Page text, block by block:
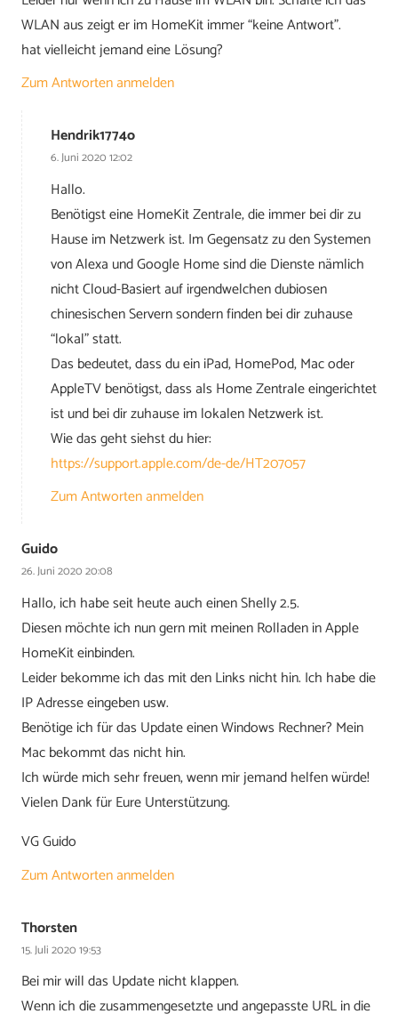
WLAN aus zeigt er im HomeKit immer “keine Antwort”.
hat vielleicht jemand eine Lösung?
Zum Antworten anmelden
Hendrik1774o
6. Juni 2020 12:02
Hallo.
Benötigst eine HomeKit Zentrale, die immer bei dir zu
Hause im Netzwerk ist. Im Gegensatz zu den Systemen
von Alexa und Google Home sind die Dienste nämlich
nicht Cloud-Basiert auf irgendwelchen dubiosen
chinesischen Servern sondern finden bei dir zuhause
“lokal” statt.
Das bedeutet, dass du ein iPad, HomePod, Mac oder
AppleTV benötigst, dass als Home Zentrale eingerichtet
ist und bei dir zuhause im lokalen Netzwerk ist.
Wie das geht siehst du hier:
https://support.apple.com/de-de/HT207057
Zum Antworten anmelden
Guido
26. Juni 2020 20:08
Hallo, ich habe seit heute auch einen Shelly 2.5.
Diesen möchte ich nun gern mit meinen Rolladen in Apple
HomeKit einbinden.
Leider bekomme ich das mit den Links nicht hin. Ich habe die
IP Adresse eingeben usw.
Benötige ich für das Update einen Windows Rechner? Mein
Mac bekommt das nicht hin.
Ich würde mich sehr freuen, wenn mir jemand helfen würde!
Vielen Dank für Eure Unterstützung.
VG Guido
Zum Antworten anmelden
Thorsten
15. Juli 2020 19:53
Bei mir will das Update nicht klappen.
Wenn ich die zusammengesetzte und angepasste URL in die